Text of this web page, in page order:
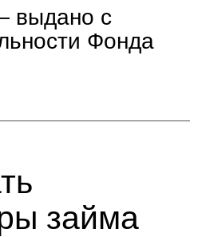
выдано с
Фонда
займа